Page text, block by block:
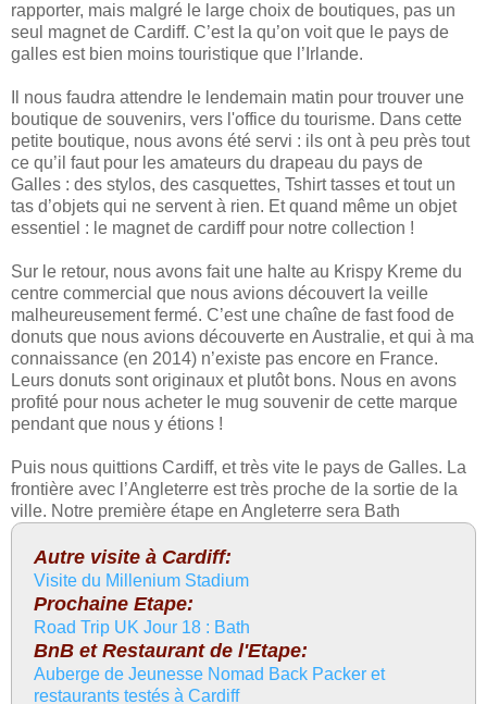
rapporter, mais malgré le large choix de boutiques, pas un
seul magnet de Cardiff. C’est la qu’on voit que le pays de
galles est bien moins touristique que l’Irlande.
Il nous faudra attendre le lendemain matin pour trouver une
boutique de souvenirs, vers l'office du tourisme. Dans cette
petite boutique, nous avons été servi : ils ont à peu près tout
ce qu’il faut pour les amateurs du drapeau du pays de
Galles : des stylos, des casquettes, Tshirt tasses et tout un
tas d’objets qui ne servent à rien. Et quand même un objet
essentiel : le magnet de cardiff pour notre collection !
Sur le retour, nous avons fait une halte au Krispy Kreme du
centre commercial que nous avions découvert la veille
malheureusement fermé. C’est une chaîne de fast food de
donuts que nous avions découverte en Australie, et qui à ma
connaissance (en 2014) n’existe pas encore en France.
Leurs donuts sont originaux et plutôt bons. Nous en avons
profité pour nous acheter le mug souvenir de cette marque
pendant que nous y étions !
Puis nous quittions Cardiff, et très vite le pays de Galles. La
frontière avec l’Angleterre est très proche de la sortie de la
ville. Notre première étape en Angleterre sera Bath
Autre visite à Cardiff:
Visite du Millenium Stadium
Prochaine Etape:
Road Trip UK Jour 18 : Bath
BnB et Restaurant de l'Etape:
Auberge de Jeunesse Nomad Back Packer et
restaurants testés à Cardiff